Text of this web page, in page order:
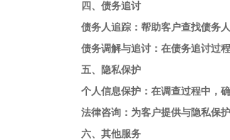
四、债务追讨
债务人追踪：帮助客户查找债务人
债务调解与追讨：在债务追讨过程
五、隐私保护
个人信息保护：在调查过程中，确
法律咨询：为客户提供与隐私保护
六、其他服务